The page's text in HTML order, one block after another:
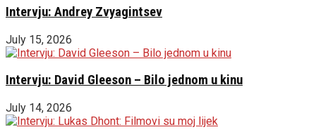
Intervju: Andrey Zvyagintsev
July 15, 2026
Intervju: David Gleeson – Bilo jednom u kinu
July 14, 2026